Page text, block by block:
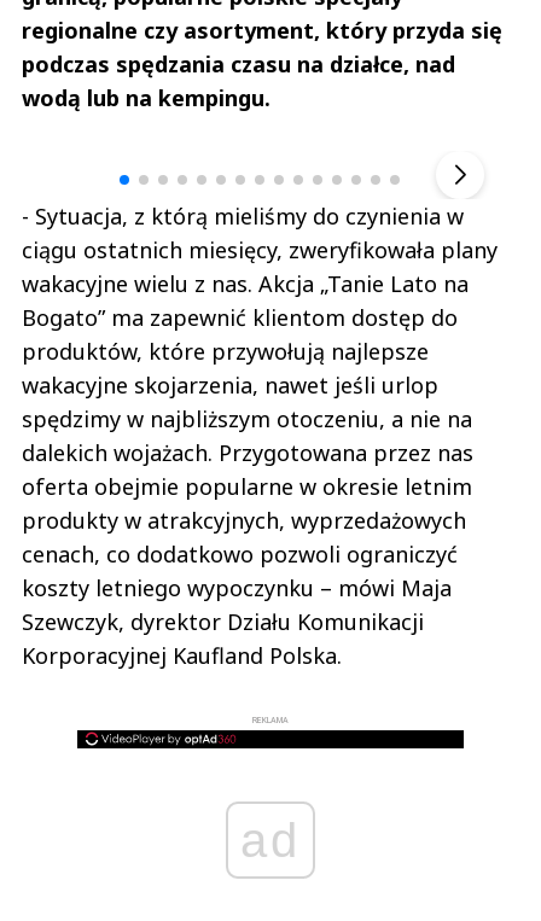
regionalne czy asortyment, który przyda się
podczas spędzania czasu na działce, nad
wodą lub na kempingu.
- Sytuacja, z którą mieliśmy do czynienia w
ciągu ostatnich miesięcy, zweryfikowała plany
wakacyjne wielu z nas. Akcja „Tanie Lato na
Bogato” ma zapewnić klientom dostęp do
produktów, które przywołują najlepsze
wakacyjne skojarzenia, nawet jeśli urlop
spędzimy w najbliższym otoczeniu, a nie na
dalekich wojażach. Przygotowana przez nas
oferta obejmie popularne w okresie letnim
produkty w atrakcyjnych, wyprzedażowych
cenach, co dodatkowo pozwoli ograniczyć
koszty letniego wypoczynku – mówi Maja
Szewczyk, dyrektor Działu Komunikacji
Korporacyjnej Kaufland Polska.
REKLAMA
ad
Andrzej i Marta Sterniccy